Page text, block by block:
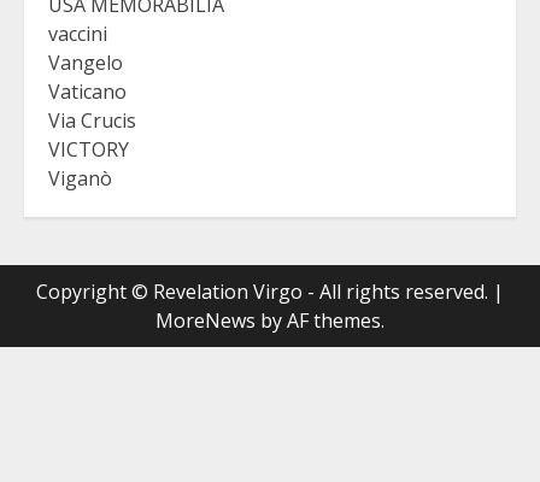
vaccini
Vangelo
Vaticano
Via Crucis
VICTORY
Viganò
Copyright © Revelation Virgo - All rights reserved. |
MoreNews by AF themes.